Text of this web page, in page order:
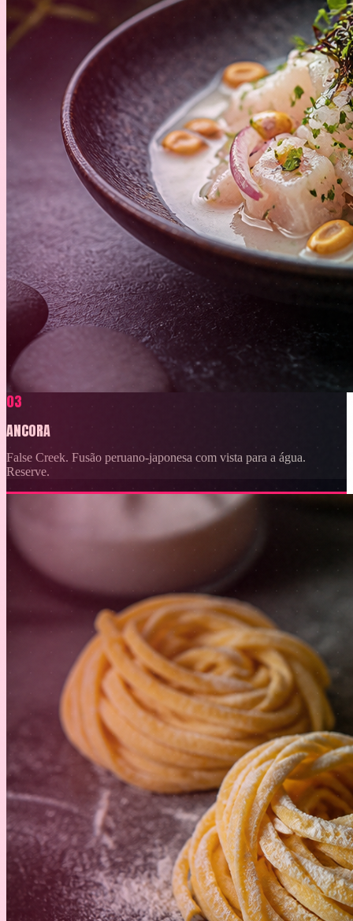
03
ANCORA
False Creek. Fusão peruano-japonesa com vista para a água.
Reserve.